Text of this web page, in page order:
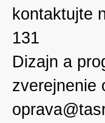
kontaktujte
131
Dizajn a
zverejnenie